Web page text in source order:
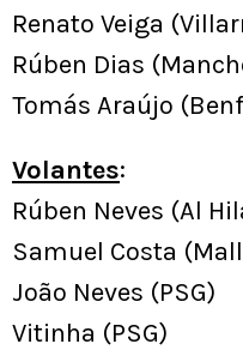
Renato Veiga
Rúben Dias
Tomás Araújo
Volantes:
Rúben Neves (Al
Samuel Costa
João Neves (PSG)
Vitinha (PSG)